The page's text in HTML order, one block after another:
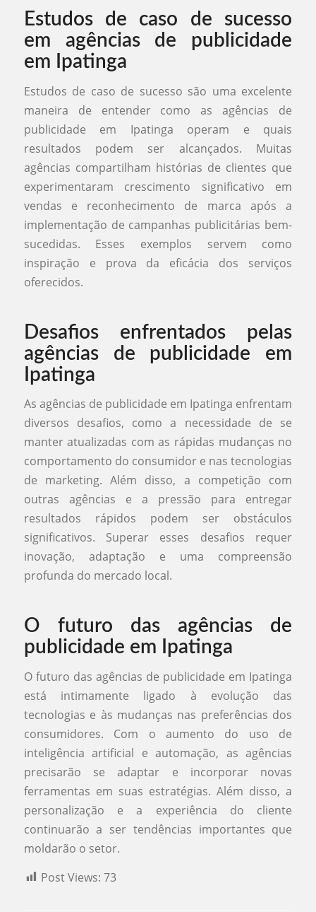
Estudos de caso de sucesso
em agências de publicidade
em Ipatinga
Estudos de caso de sucesso são uma excelente
maneira de entender como as agências de
publicidade em Ipatinga operam e quais
resultados podem ser alcançados. Muitas
agências compartilham histórias de clientes que
experimentaram crescimento significativo em
vendas e reconhecimento de marca após a
implementação de campanhas publicitárias bem-
sucedidas. Esses exemplos servem como
inspiração e prova da eficácia dos serviços
oferecidos.
Desafios enfrentados pelas
agências de publicidade em
Ipatinga
As agências de publicidade em Ipatinga enfrentam
diversos desafios, como a necessidade de se
manter atualizadas com as rápidas mudanças no
comportamento do consumidor e nas tecnologias
de marketing. Além disso, a competição com
outras agências e a pressão para entregar
resultados rápidos podem ser obstáculos
significativos. Superar esses desafios requer
inovação, adaptação e uma compreensão
profunda do mercado local.
O futuro das agências de
publicidade em Ipatinga
O futuro das agências de publicidade em Ipatinga
está intimamente ligado à evolução das
tecnologias e às mudanças nas preferências dos
consumidores. Com o aumento do uso de
inteligência artificial e automação, as agências
precisarão se adaptar e incorporar novas
ferramentas em suas estratégias. Além disso, a
personalização e a experiência do cliente
continuarão a ser tendências importantes que
moldarão o setor.
Post Views: 73